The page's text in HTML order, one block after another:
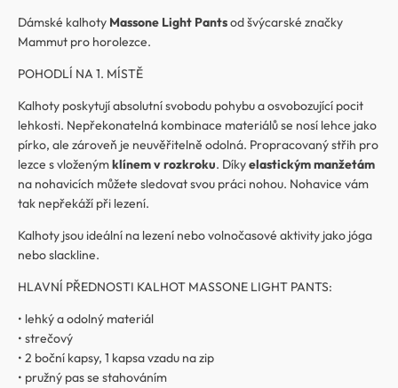
Dámské kalhoty Massone Light Pantsod švýcarské značky
Mammut pro horolezce.
POHODLÍ NA 1. MÍSTĚ
Kalhoty poskytují absolutní svobodu pohybu a osvobozující pocit
lehkosti. Nepřekonatelná kombinace materiálů se nosí lehce jako
pírko, ale zároveň je neuvěřitelně odolná. Propracovaný střih pro
lezce s vloženýmklínem v rozkroku. Díkyelastickým manžetám
na nohavicích můžete sledovat svou práci nohou. Nohavice vám
tak nepřekáží při lezení.
Kalhoty jsou ideální na lezení nebo volnočasové aktivity jako jóga
nebo slackline.
HLAVNÍ PŘEDNOSTI KALHOT MASSONE LIGHT PANTS:
• lehký a odolný materiál
• strečový
• 2 boční kapsy, 1 kapsa vzadu na zip
• pružný pas se stahováním